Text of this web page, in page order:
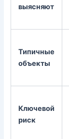
выясняют
Типичные
объекты
Ключевой
риск